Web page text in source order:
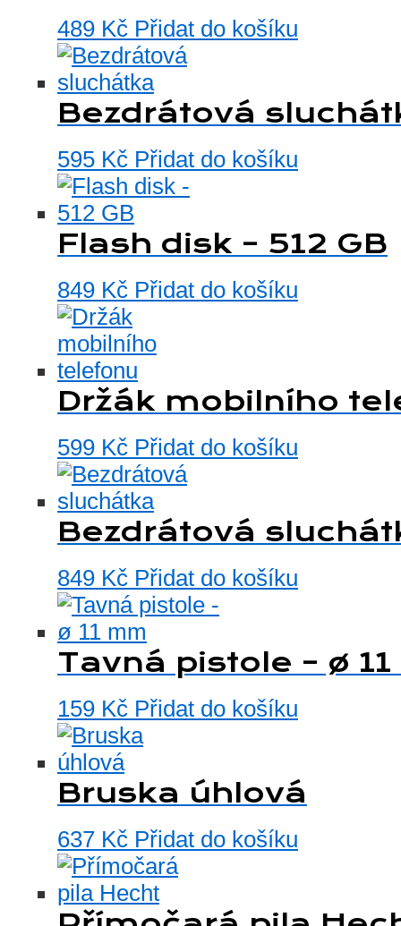
489 Kč Přidat do košíku
Bezdrátová
595 Kč Přidat do košíku
Flash disk – 512 GB
849 Kč Přidat do košíku
Držák mobilního
599 Kč Přidat do košíku
Bezdrátová
849 Kč Přidat do košíku
Tavná pistole – ø
159 Kč Přidat do košíku
Bruska úhlová
637 Kč Přidat do košíku